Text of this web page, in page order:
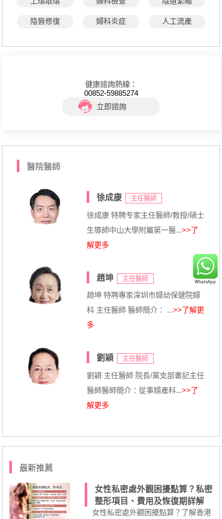
陰唇修復 婦科炎症 人工流產
健康諮詢熱線：
00852-59885274
立即諮詢
醫院醫師
徐成康 主任醫師
徐成康 特聘专家主任醫師/教授/碩士
生導師中山大學附屬第一醫...>>了
解更多
趙坤 主任醫師
趙坤 特聘專家深圳市婦幼保健院婦
科 主任醫師 醫師簡介： ...>>了解更
多
劉穎 主任醫師
劉穎 主任醫師 院長/黨支部書記主任
醫師醫師簡介：從事婦產科...>>了
解更多
最新推薦
女性私密處外觀困擾點算？私密
整形項目、費用及恢復期詳解
女性私密處外觀困擾點算？了解香港